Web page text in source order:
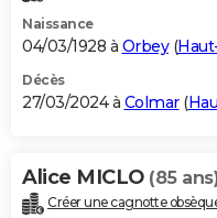
Naissance
04/03/1928 à Orbey(
Décès
27/03/2024 à Colmar(
Alice MICLO (85
Créer une cagnotte